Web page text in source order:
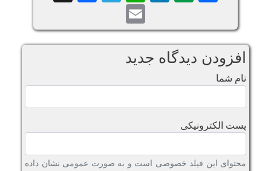
Email
افزودن دیدگاه جدید
نام شما
پست الکترونیکی
محتوای این فیلد خصوصی است و به صورت عمومی نشان داده